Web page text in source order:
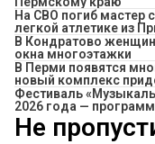
На СВО погиб
легкой атлетике из
В Кондратово
окна многоэтажки
В Перми появятся
новый комплекс
Фестиваль
2026 года —
Не